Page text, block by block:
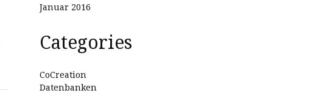
Januar 2016
Categories
CoCreation
Datenbanken